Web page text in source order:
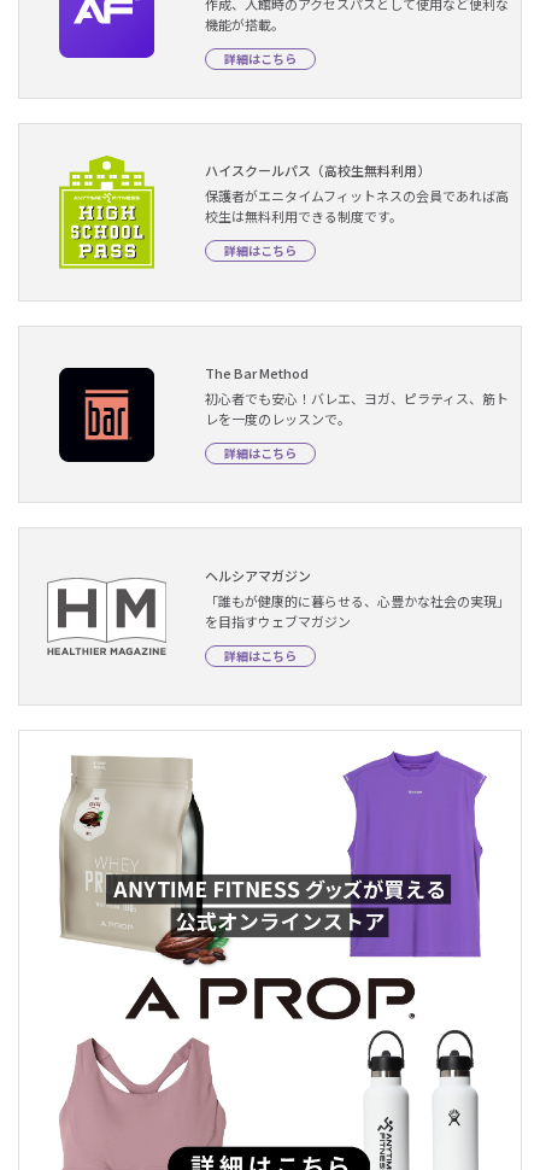
機能が搭載。
詳細はこちら
ハイスクールパス（高校生無料利用）
保護者がエニタイムフィットネスの会員であれば高
校生は無料利用できる制度です。
詳細はこちら
The Bar Method
初心者でも安心！バレエ、ヨガ、ピラティス、筋ト
レを一度のレッスンで。
詳細はこちら
ヘルシアマガジン
「誰もが健康的に暮らせる、心豊かな社会の実現」
を目指すウェブマガジン
詳細はこちら